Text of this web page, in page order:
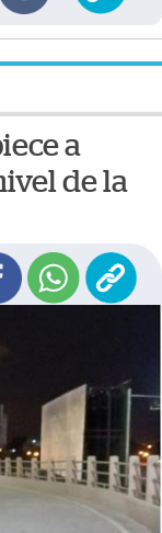
a
de la